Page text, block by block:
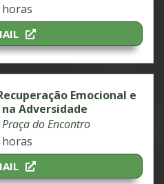
horas
Emocional e
Adversidade
do Encontro
horas